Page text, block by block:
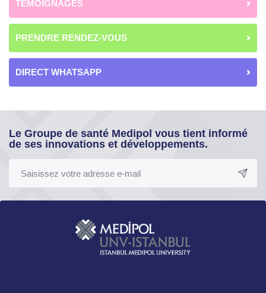
TÉMOIGNAGES
PRENDRE RENDEZ-VOUS
DIRECT WHATSAPP
Le Groupe de santé Medipol vous tient informé
de ses innovations et développements.